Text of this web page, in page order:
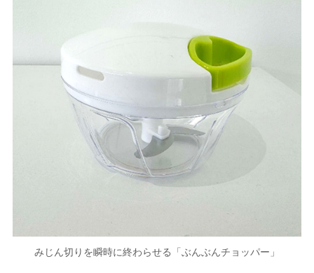
みじん切りを瞬時に終わらせる「ぶんぶんチョッパー」